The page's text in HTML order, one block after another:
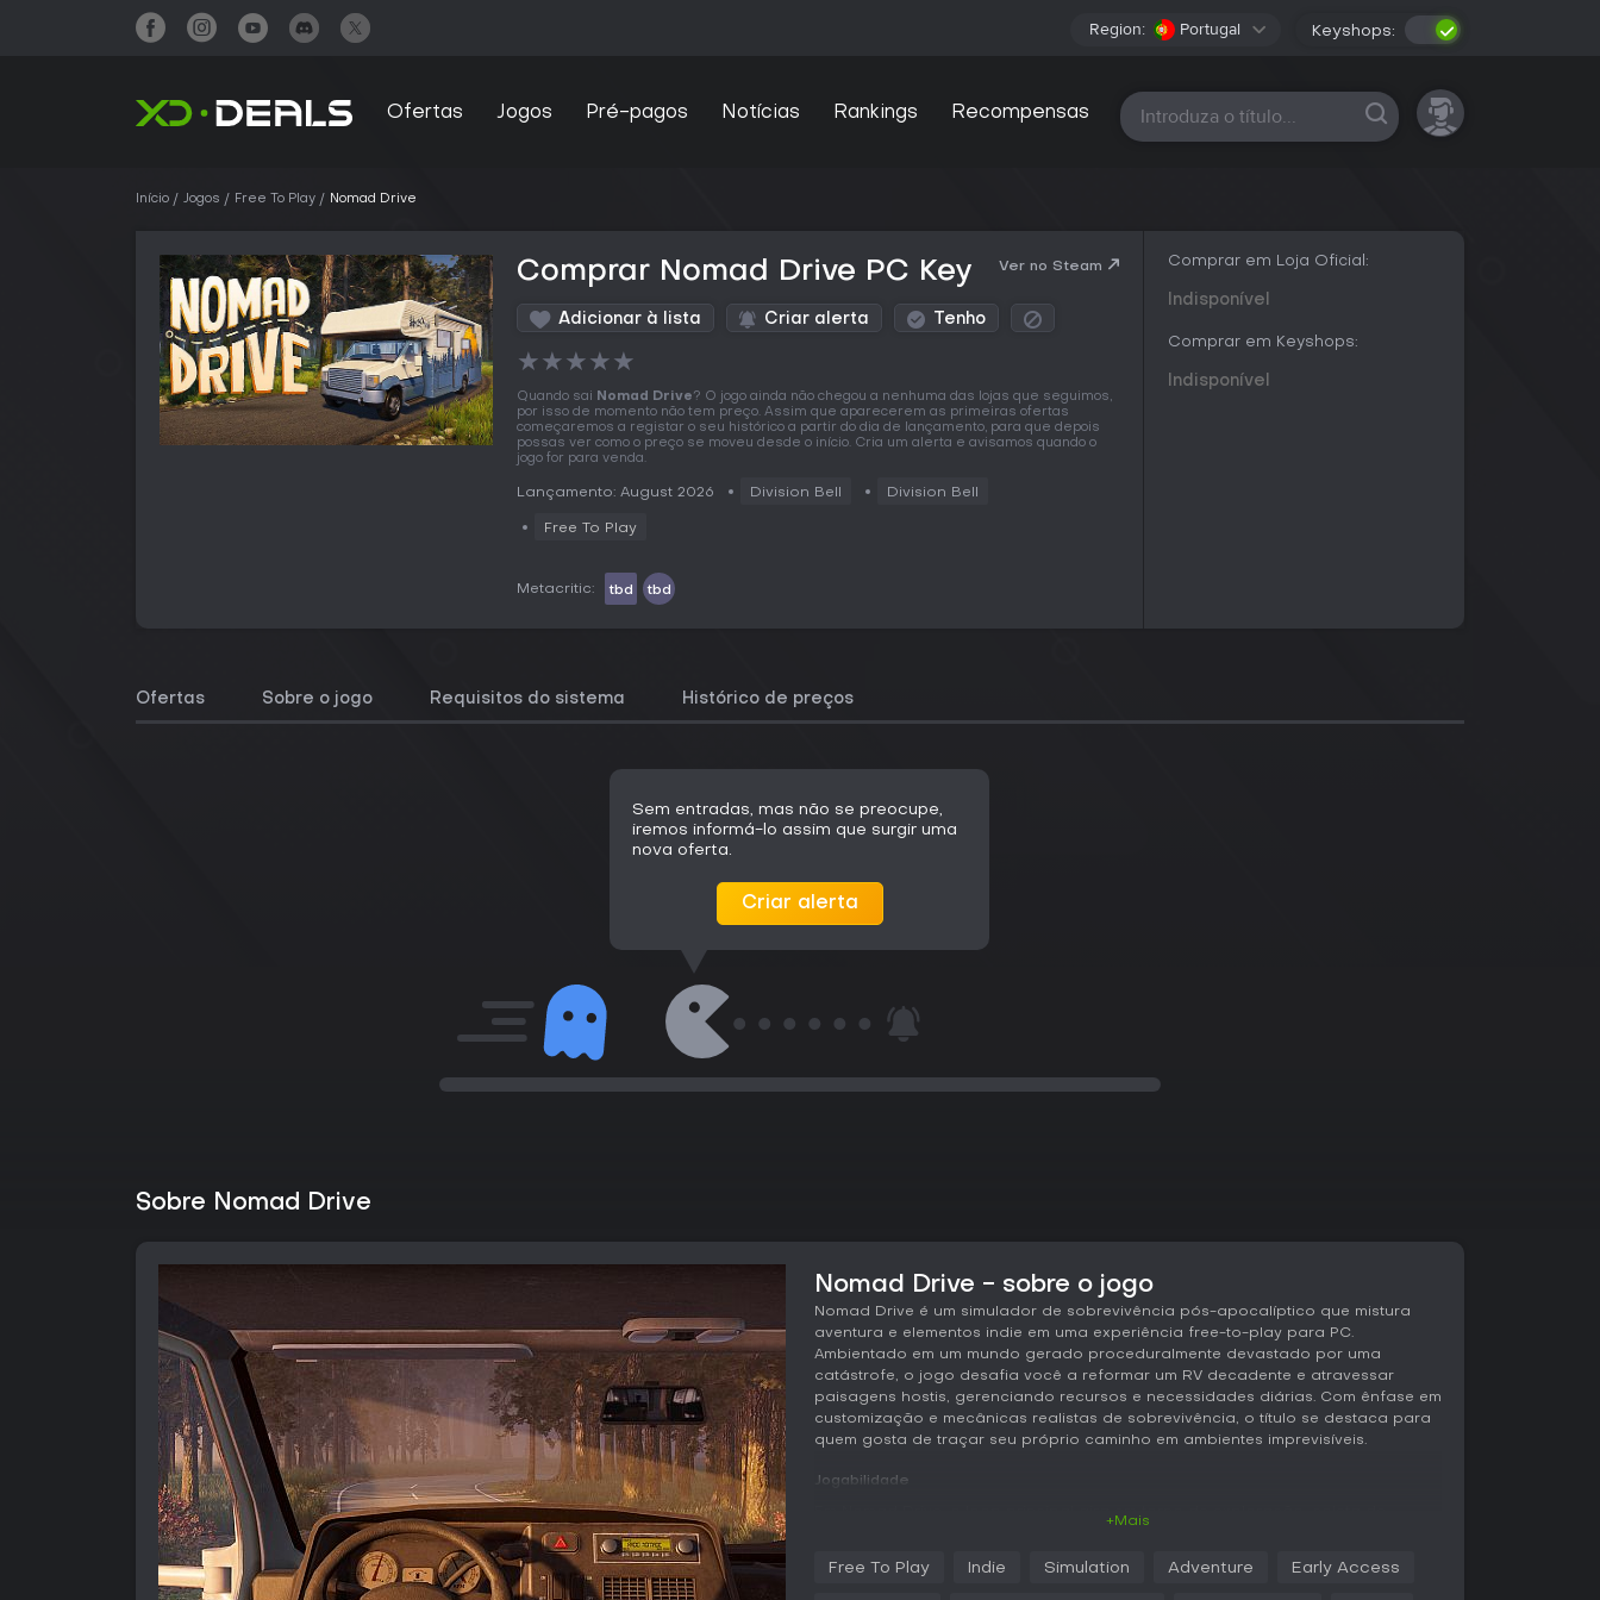
Region: Portugal Keyshops:
Ofertas Jogos Pré-pagos Notícias Rankings Recompensas Todas as plataformas
Início Jogos Free To Play Nomad Drive
Comprar Nomad Drive PC Key Ver no Steam
Adicionar à lista Criar alerta Tenho
★★★★★
Quando sai Nomad Drive? O jogo ainda não chegou a nenhuma das lojas que seguimos,
por isso de momento não tem preço. Assim que aparecerem as primeiras ofertas
começaremos a registar o seu histórico a partir do dia de lançamento, para que depois
possas ver como o preço se moveu desde o início. Cria um alerta e avisamos quando o
jogo for para venda.
Lançamento: August 2026 Division Bell Division Bell
Free To Play
Metacritic: tbd tbd
Comprar em Loja Oficial:
Indisponível
Comprar em Keyshops:
Indisponível
Ofertas Sobre o jogo Requisitos do sistema Histórico de preços
Sem entradas, mas não se preocupe,
iremos informá-lo assim que surgir uma
nova oferta.
Criar alerta
Sobre Nomad Drive
Nomad Drive - sobre o jogo
Nomad Drive é um simulador de sobrevivência pós-apocalíptico que mistura
aventura e elementos indie em uma experiência free-to-play para PC.
Ambientado em um mundo gerado proceduralmente devastado por uma
catástrofe, o jogo desafia você a reformar um RV decadente e atravessar
paisagens hostis, gerenciando recursos e necessidades diárias. Com ênfase em
customização e mecânicas realistas de sobrevivência, o título se destaca para
quem gosta de traçar seu próprio caminho em ambientes imprevisíveis.
Jogabilidade
e upgrades para virar uma casa móvel funcional. Revire estradas e locais
+Mais
Free To Play Indie Simulation Adventure Early Access